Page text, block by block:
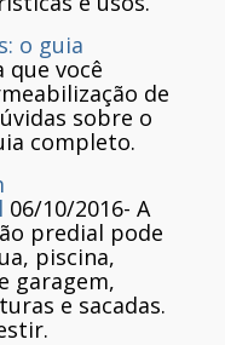
o guia
que você
de
sobre o
completo.
06/10/2016- A
predial pode
piscina,
garagem,
e sacadas.